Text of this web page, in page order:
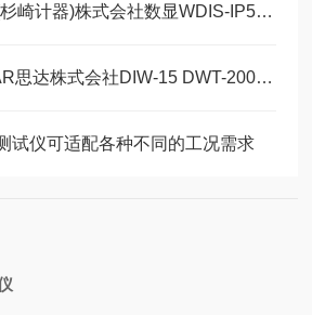
日本CEDAR思达(杉崎计器)株式会社数显WDIS-IP50/WDIS-IP200扭力计简介
CHINA代理CEDAR思达株式会社DIW-15 DWT-200扭矩扳手测试仪新品发布
试仪可适配各种不同的工况需求